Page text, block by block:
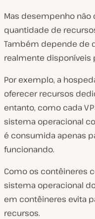
Mas desempenho não
quantidade de
Também depende de
realmente disponíveis
Por exemplo, a
oferecer recursos
entanto, como cada
sistema operacional
é consumida apenas
funcionando.
Como os contêineres
sistema operacional
em contêineres evita
recursos.